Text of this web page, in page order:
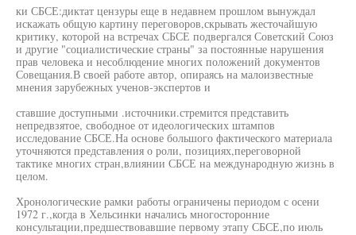
ки СБСЕ:диктат цензуры еще в недавнем прошлом вынуждал
искажать общую картину переговоров,скрывать жесточайшую
критику, которой на встречах СБСЕ подвергался Советский Союз
и другие "социалистические страны" за постоянные нарушения
прав человека и несоблюдение многих положений документов
Совещания.В своей работе автор, опираясь на малоизвестные
мнения зарубежных ученов-экспертов и
ставшие доступными .источники.стремится представить
непредвзятое, свободное от идеологических штампов
исследование СБСЕ.На основе большого фактического материала
уточняются представления о роли, позициях,переговорной
тактике многих стран,влиянии СБСЕ на международную жизнь в
целом.
Хронологические рамки работы ограничены периодом с осени
1972 г.,когда в Хельсинки начались многосторонние
консультации,предшествовавшие первому этапу СБСЕ,по июль